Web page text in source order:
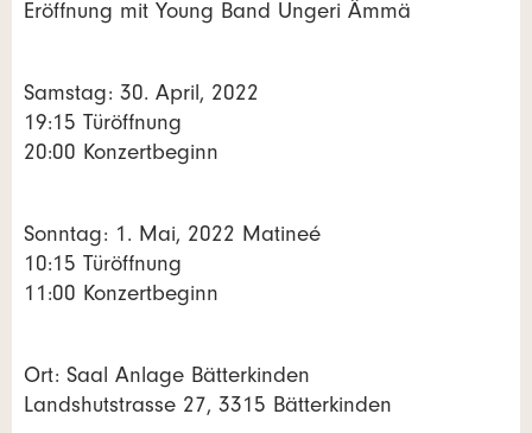
Eröffnung mit Young Band Ungeri Ämmä
Samstag: 30. April, 2022
19:15 Türöffnung
20:00 Konzertbeginn
Sonntag: 1. Mai, 2022 Matineé
10:15 Türöffnung
11:00 Konzertbeginn
Ort: Saal Anlage Bätterkinden
Landshutstrasse 27, 3315 Bätterkinden